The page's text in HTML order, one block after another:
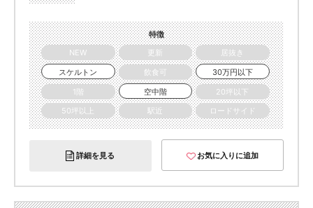
特徴
NEW
更新
居抜き
スケルトン
飲食可
30万円以下
1階
空中階
20坪以下
50坪以上
駅近 ロードサイド
詳細を見る お気に入りに追加